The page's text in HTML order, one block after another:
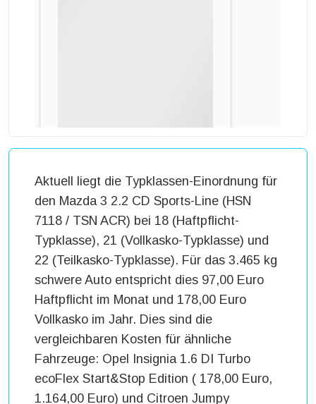
Aktuell liegt die Typklassen-Einordnung für
den Mazda 3 2.2 CD Sports-Line (HSN
7118 / TSN ACR) bei 18 (Haftpflicht-
Typklasse), 21 (Vollkasko-Typklasse) und
22 (Teilkasko-Typklasse). Für das 3.465 kg
schwere Auto entspricht dies 97,00 Euro
Haftpflicht im Monat und 178,00 Euro
Vollkasko im Jahr. Dies sind die
vergleichbaren Kosten für ähnliche
Fahrzeuge: Opel Insignia 1.6 DI Turbo
ecoFlex Start&Stop Edition ( 178,00 Euro,
1.164,00 Euro) und Citroen Jumpy